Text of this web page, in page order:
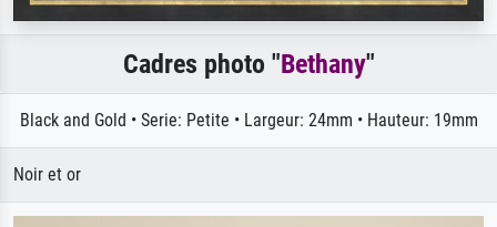
Cadres photo "Bethany"
Black and Gold • Serie: Petite • Largeur: 24mm • Hauteur: 19mm
Noir et or